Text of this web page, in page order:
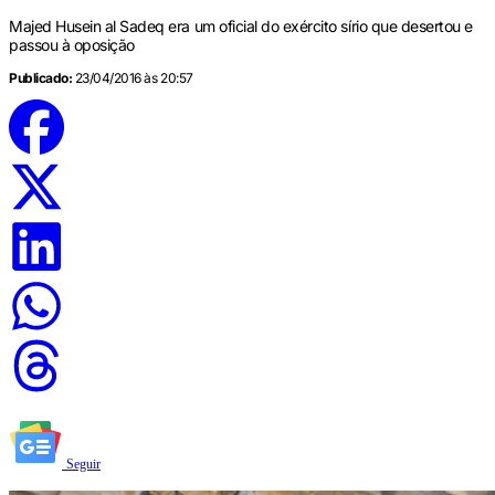
Majed Husein al Sadeq era um oficial do exército sírio que desertou e
passou à oposição
Publicado: 23/04/2016 às 20:57
Seguir